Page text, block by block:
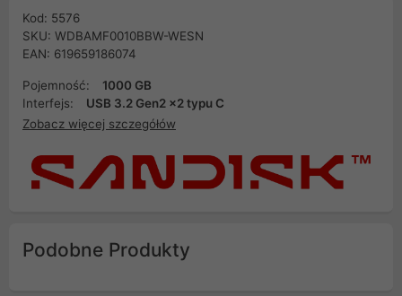
Kod: 5576
SKU: WDBAMF0010BBW-WESN
EAN: 619659186074
Pojemność:
1000 GB
Interfejs:
USB 3.2 Gen2 x2 typu C
Zobacz więcej szczegółów
Podobne Produkty